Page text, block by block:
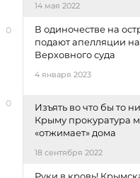
0
0
14 мая 2022
В одиночестве на
подают апелляции
Верховного суда
4 января 2023
Изъять во что бы то
Крыму прокуратура
«отжимает» дома
18 сентября 2022